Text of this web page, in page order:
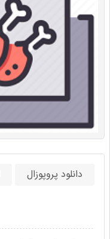
دانلود پروپوزال